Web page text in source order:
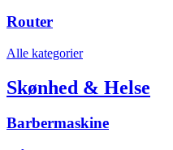
Router
Alle kategorier
Skønhed & Helse
Barbermaskine